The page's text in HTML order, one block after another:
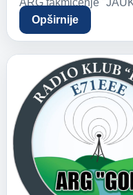
ARG takmičenje
Opširnije